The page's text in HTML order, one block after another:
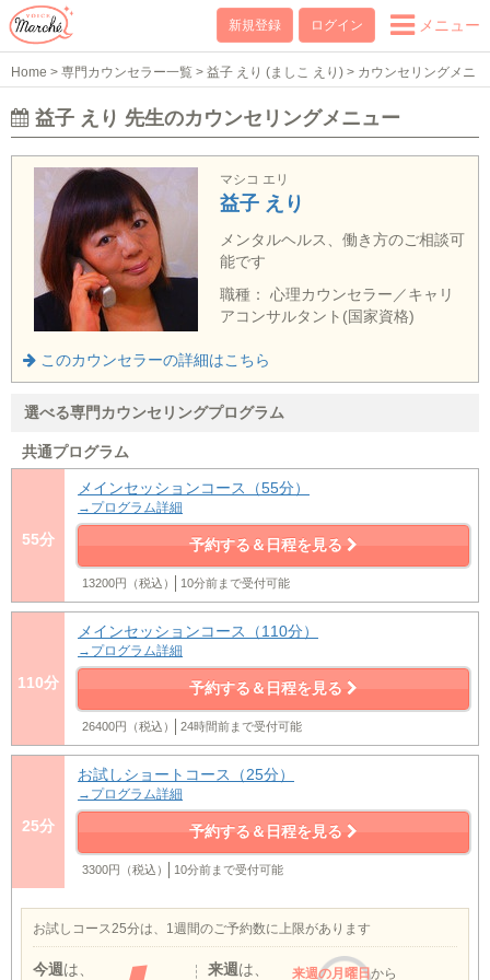
新規登録 ログイン メニュー
Home > 専門カウンセラー一覧 > 益子 えり (ましこ えり) > カウンセリングメニ
ュー 益子 えり 先生のカウンセリングメニュー
マシコ エリ
益子 えり
メンタルヘルス、働き方のご相談可
能です
職種： 心理カウンセラー／キャリ
アコンサルタント(国家資格)
このカウンセラーの詳細はこちら
選べる専門カウンセリングプログラム
共通プログラム
55分
メインセッションコース（55分）
→プログラム詳細
予約する＆日程を見る
13200円（税込） 10分前まで受付可能
110分
メインセッションコース（110分）
→プログラム詳細
予約する＆日程を見る
26400円（税込） 24時間前まで受付可能
25分
お試しショートコース（25分）
→プログラム詳細
予約する＆日程を見る
3300円（税込） 10分前まで受付可能
お試しコース25分は、1週間のご予約数に上限があります
今週 は、 来週 は、 来週の月曜日から